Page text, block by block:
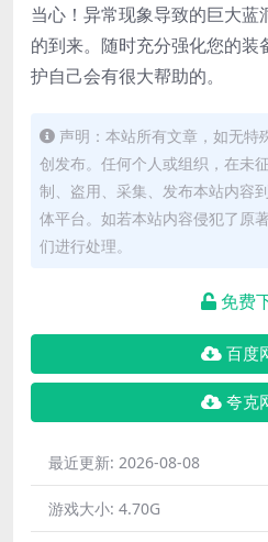
当心！异常现象导致的巨大蓝
的到来。随时充分强化您的装
护自己会有很大帮助的。
声明：本站所有文章，如无特
创发布。任何个人或组织，在未
制、盗用、采集、发布本站内容
体平台。如若本站内容侵犯了原
们进行处理。
免费
百度
夸克
最近更新: 2026-08-08
游戏大小: 4.70G